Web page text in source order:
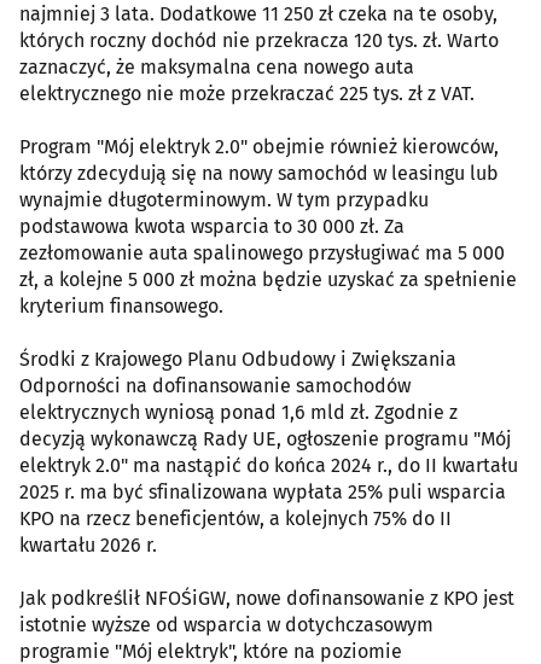
najmniej 3 lata. Dodatkowe 11 250 zł czeka na te osoby,
których roczny dochód nie przekracza 120 tys. zł. Warto
zaznaczyć, że maksymalna cena nowego auta
elektrycznego nie może przekraczać 225 tys. zł z VAT.
Program "Mój elektryk 2.0" obejmie również kierowców,
którzy zdecydują się na nowy samochód w leasingu lub
wynajmie długoterminowym. W tym przypadku
podstawowa kwota wsparcia to 30 000 zł. Za
zezłomowanie auta spalinowego przysługiwać ma 5 000
zł, a kolejne 5 000 zł można będzie uzyskać za spełnienie
kryterium finansowego.
Środki z Krajowego Planu Odbudowy i Zwiększania
Odporności na dofinansowanie samochodów
elektrycznych wyniosą ponad 1,6 mld zł. Zgodnie z
decyzją wykonawczą Rady UE, ogłoszenie programu "Mój
elektryk 2.0" ma nastąpić do końca 2024 r., do II kwartału
2025 r. ma być sfinalizowana wypłata 25% puli wsparcia
KPO na rzecz beneficjentów, a kolejnych 75% do II
kwartału 2026 r.
Jak podkreślił NFOŚiGW, nowe dofinansowanie z KPO jest
istotnie wyższe od wsparcia w dotychczasowym
programie "Mój elektryk", które na poziomie